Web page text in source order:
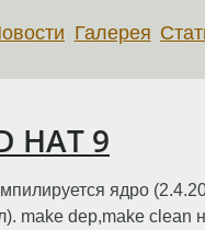
Галерея
HAT 9
ядро
make dep,make clean